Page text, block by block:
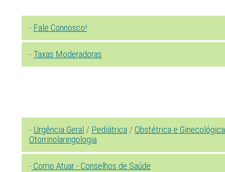
- Fale Connosco!
- Taxas Moderadoras
- Urgência Geral / Pediátrica / Obstétrica e Ginecológica
Otorrinolaringologia
- Como Atuar - Conselhos de Saúde